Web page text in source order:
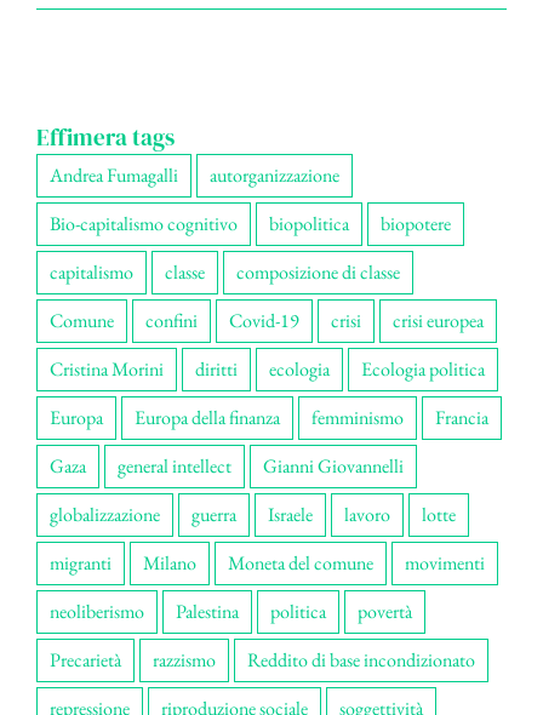
Effimera tags
Andrea Fumagalli
autorganizzazione
Bio-capitalismo cognitivo
biopolitica
biopotere
capitalismo
classe
composizione di classe
Comune
confini Covid-19 crisi
crisi europea
Cristina Morini
diritti ecologia
Ecologia politica
Europa
Europa della finanza femminismo
Francia
Gaza
general intellect
Gianni Giovannelli
globalizzazione
guerra Israele lavoro
lotte
migranti
Milano Moneta del comune
movimenti
neoliberismo
Palestina politica
povertà
Precarietà
razzismo
Reddito di base incondizionato
repressione
riproduzione sociale soggettività